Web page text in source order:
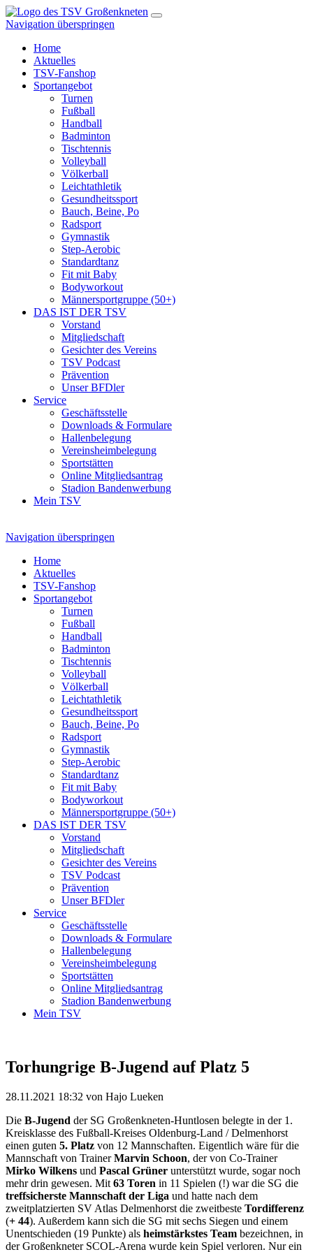
Navigation überspringen
Home
Aktuelles
TSV-Fanshop
Sportangebot
Turnen
Fußball
Handball
Badminton
Tischtennis
Volleyball
Völkerball
Leichtathletik
Gesundheitssport
Bauch, Beine, Po
Radsport
Gymnastik
Step-Aerobic
Standardtanz
Fit mit Baby
Bodyworkout
Männersportgruppe (50+)
DAS IST DER TSV
Vorstand
Mitgliedschaft
Gesichter des Vereins
TSV Podcast
Prävention
Unser BFDler
Service
Geschäftsstelle
Downloads & Formulare
Hallenbelegung
Vereinsheimbelegung
Sportstätten
Online Mitgliedsantrag
Stadion Bandenwerbung
Mein TSV
Navigation überspringen
Home
Aktuelles
TSV-Fanshop
Sportangebot
Turnen
Fußball
Handball
Badminton
Tischtennis
Volleyball
Völkerball
Leichtathletik
Gesundheitssport
Bauch, Beine, Po
Radsport
Gymnastik
Step-Aerobic
Standardtanz
Fit mit Baby
Bodyworkout
Männersportgruppe (50+)
DAS IST DER TSV
Vorstand
Mitgliedschaft
Gesichter des Vereins
TSV Podcast
Prävention
Unser BFDler
Service
Geschäftsstelle
Downloads & Formulare
Hallenbelegung
Vereinsheimbelegung
Sportstätten
Online Mitgliedsantrag
Stadion Bandenwerbung
Mein TSV
Torhungrige B-Jugend auf Platz 5
28.11.2021 18:32 von Hajo Lueken
Die B-Jugend der SG Großenkneten-Huntlosen belegte in der 1.
Kreisklasse des Fußball-Kreises Oldenburg-Land / Delmenhorst
einen guten 5. Platz von 12 Mannschaften. Eigentlich wäre für die
Mannschaft von TrainerMarvin Schoon, der von Co-Trainer
Mirko Wilkens und Pascal Grüner unterstützt wurde, sogar noch
mehr drin gewesen. Mit 63 Toren in 11 Spielen (!) war die SG die
treffsicherste Mannschaft der Liga und hatte nach dem
zweitplatzierten SV Atlas Delmenhorst die zweitbeste Tordifferenz
(+ 44). Außerdem kann sich die SG mit sechs Siegen und einem
Unentschieden (19 Punkte) als heimstärkstes Team bezeichnen, in
der Großenkneter SCOL-Arena wurde kein Spiel verloren. Nur ein